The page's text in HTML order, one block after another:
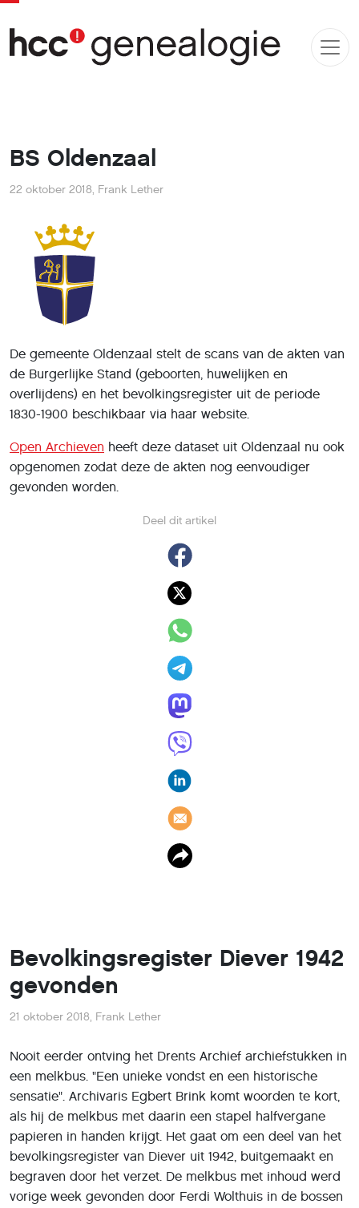
BS Oldenzaal
Deel dit artikel
22 oktober 2018, Frank Lether
De gemeente Oldenzaal stelt de scans van de akten van
de Burgerlijke Stand (geboorten, huwelijken en
overlijdens) en het bevolkingsregister uit de periode
1830-1900 beschikbaar via haar website.
Open Archieven heeft deze dataset uit Oldenzaal nu ook
opgenomen zodat deze de akten nog eenvoudiger
gevonden worden.
Bevolkingsregister Diever 1942
gevonden
21 oktober 2018, Frank Lether
Nooit eerder ontving het Drents Archief archiefstukken in
een melkbus. "Een unieke vondst en een historische
sensatie". Archivaris Egbert Brink komt woorden te kort,
als hij de melkbus met daarin een stapel halfvergane
papieren in handen krijgt. Het gaat om een deel van het
bevolkingsregister van Diever uit 1942, buitgemaakt en
begraven door het verzet. De melkbus met inhoud werd
vorige week gevonden door Ferdi Wolthuis in de bossen